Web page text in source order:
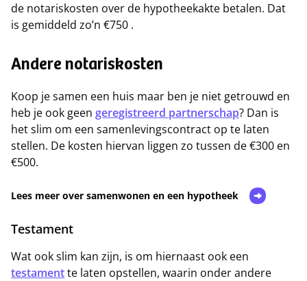
de notariskosten over de hypotheekakte betalen. Dat
is gemiddeld zo’n €750 .
Andere notariskosten
Koop je samen een huis maar ben je niet getrouwd en
heb je ook geen geregistreerd partnerschap? Dan is
het slim om een samenlevingscontract op te laten
stellen. De kosten hiervan liggen zo tussen de €300 en
€500.
Lees meer over samenwonen en een hypotheek
Testament
Wat ook slim kan zijn, is om hiernaast ook een
testamentte laten opstellen, waarin onder andere